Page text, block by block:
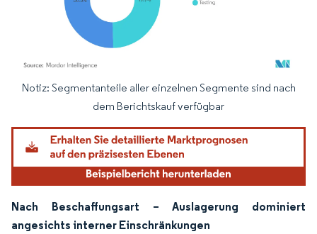
Bild © Mordor Intelligence. Wiederverwendung erfordert Namensnennung
Notiz: Segmentanteile aller einzelnen Segmente sind nach
dem Berichtskauf verfügbar
Nach Beschaffungsart – Auslagerung dominiert
angesichts interner Einschränkungen